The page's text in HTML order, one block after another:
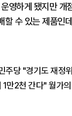
영하게 됐지만 개
할 수 있는 제품인
주당 "경기도 재정